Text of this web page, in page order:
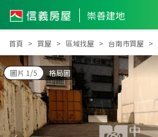
崇善建地
首頁 買屋 區域找屋 台南市買屋
圖片 1/5 格局圖